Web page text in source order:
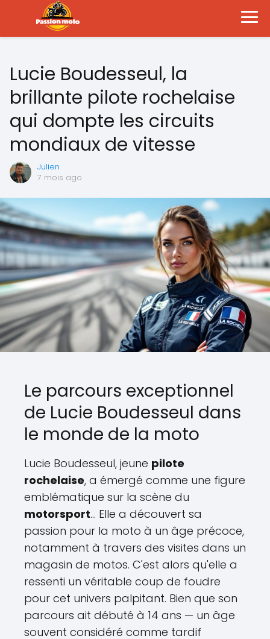
Lucie Boudesseul, la
brillante pilote rochelaise
qui dompte les circuits
mondiaux de vitesse
Julien
7 mois ago
Le parcours exceptionnel
de Lucie Boudesseul dans
le monde de la moto
Lucie Boudesseul, jeune pilote
rochelaise, a émergé comme une figure
emblématique sur la scène du
motorsport... Elle a découvert sa
passion pour la moto à un âge précoce,
notamment à travers des visites dans un
magasin de motos. C'est alors qu'elle a
ressenti un véritable coup de foudre
pour cet univers palpitant. Bien que son
parcours ait débuté à 14 ans — un âge
souvent considéré comme tardif